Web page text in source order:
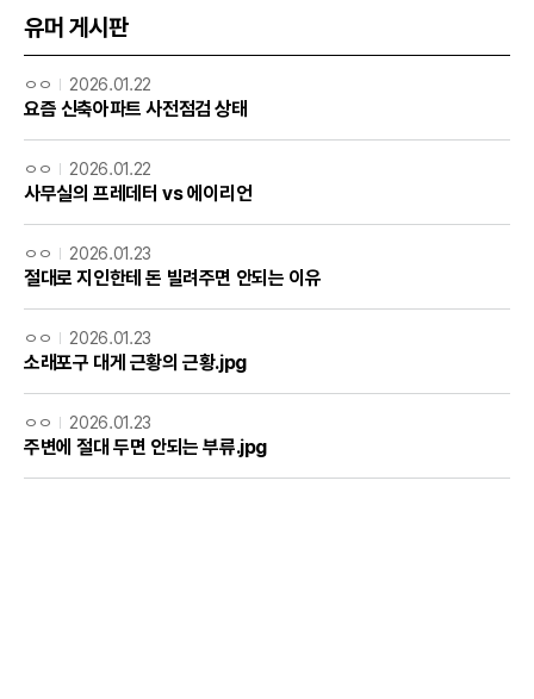
유머 게시판
ㅇㅇ 2026.01.22
요즘 신축아파트 사전점검 상태
ㅇㅇ 2026.01.22
사무실의 프레데터 vs 에이리언
ㅇㅇ 2026.01.23
절대로 지인한테 돈 빌려주면 안되는 이유
ㅇㅇ 2026.01.23
소래포구 대게 근황의 근황.jpg
ㅇㅇ 2026.01.23
주변에 절대 두면 안되는 부류.jpg